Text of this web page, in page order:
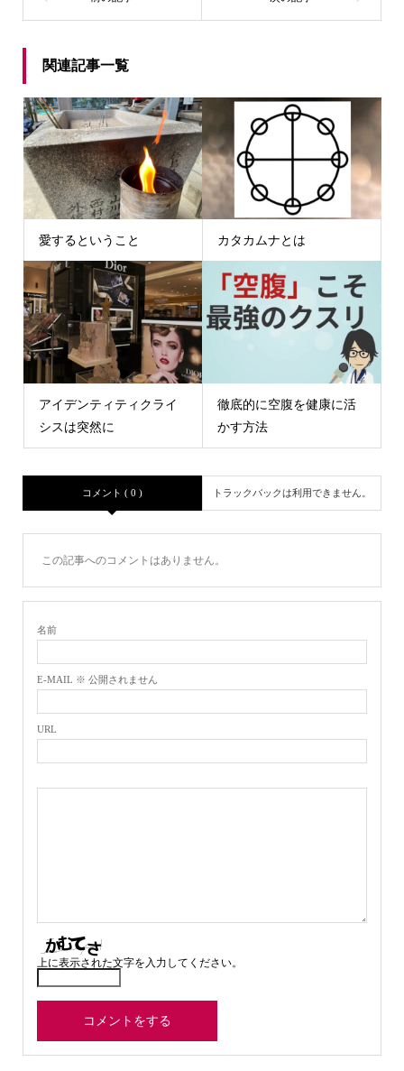
関連記事一覧
愛するということ カタカムナとは
アイデンティティクライ
シスは突然に
徹底的に空腹を健康に活
かす方法
コメント ( 0 ) トラックバックは利用できません。
この記事へのコメントはありません。
名前
E-MAIL ※ 公開されません
URL
上に表示された文字を入力してください。